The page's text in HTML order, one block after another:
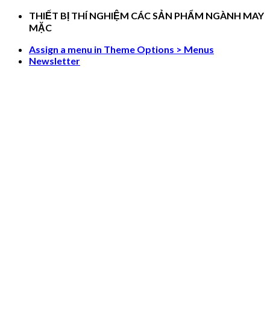
Skip
THIẾT BỊ THÍ NGHIỆM CÁC SẢN PHẨM NGÀNH MAY
MẶC
Assign a menu in Theme Options > Menus
Newsletter